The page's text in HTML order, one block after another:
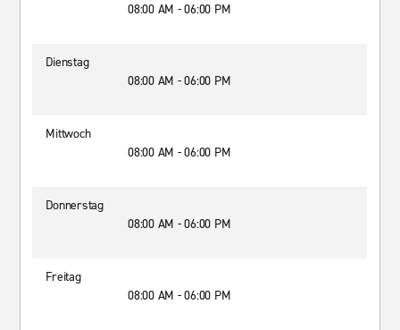
08:00 AM - 06:00 PM
Dienstag
08:00 AM - 06:00 PM
Mittwoch
08:00 AM - 06:00 PM
Donnerstag
08:00 AM - 06:00 PM
Freitag
08:00 AM - 06:00 PM